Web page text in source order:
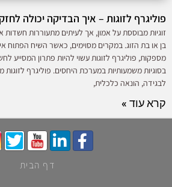
פוליגרף לזוגות – איך הבדיקה יכולה
זוגיות מבוססת על אמון, אך לעיתים מתעוררות חשדות
בן או בת הזוג. במקרים מסוימים, כאשר השיח הפתוח
מספקות, פוליגרף לזוגות עשוי להיות פתרון המסייע
בסוגיות משמעותיות במערכת היחסים. פוליגרף
לבגידה, הונאה כלכלית,
קרא עוד »
דף הבית